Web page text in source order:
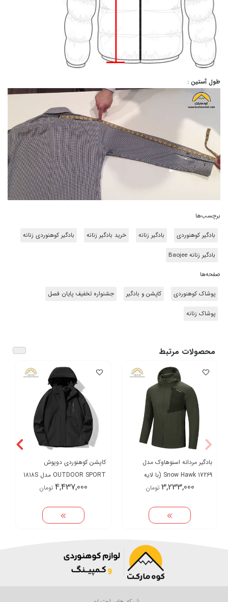
طول آستین :
برچسب‌ها
بادگیر کوهنوردی بادگیر زنانه خرید بادگیر زنانه بادگیر کوهنوردی زنانه
بادگیر زنانه Baojee
صفحه‌ها
پوشاک کوهنوردی کاپشن و بادگیر جشنواره تخفیف پایان فصل
پوشاک زنانه
محصولات مرتبط
بادگیر مردانه اسنوهاوک مدل
Snow Hawk 17269 (با لایه
داخلی پلار)3,233,000 تومان
کاپشن کوهنوردی دوپوش
OUTDOOR SPORT مدل 1818S
4,437,000 تومان